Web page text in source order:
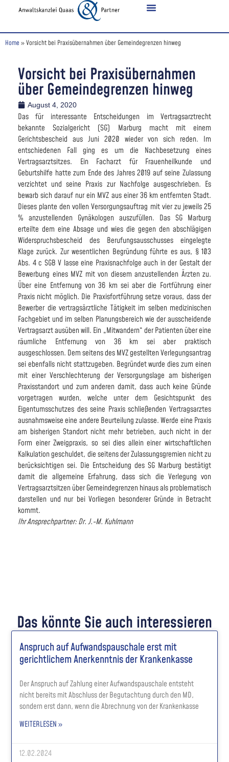
Home »Vorsicht bei Praxisübernahmen über Gemeindegrenzen hinweg
Vorsicht bei Praxisübernahmen
über Gemeindegrenzen hinweg
August 4, 2020
Das für interessante Entscheidungen im Vertragsarztrecht
bekannte Sozialgericht (SG) Marburg macht mit einem
Gerichtsbescheid aus Juni 2020 wieder von sich reden. Im
entschiedenen Fall ging es um die Nachbesetzung eines
Vertragsarztsitzes. Ein Facharzt für Frauenheilkunde und
Geburtshilfe hatte zum Ende des Jahres 2019 auf seine Zulassung
verzichtet und seine Praxis zur Nachfolge ausgeschrieben. Es
bewarb sich darauf nur ein MVZ aus einer 36 km entfernten Stadt.
Dieses plante den vollen Versorgungsauftrag mit vier zu jeweils 25
% anzustellenden Gynäkologen auszufüllen. Das SG Marburg
erteilte dem eine Absage und wies die gegen den abschlägigen
Widerspruchsbescheid des Berufungsausschusses eingelegte
Klage zurück. Zur wesentlichen Begründung führte es aus, § 103
Abs. 4 c SGB V lasse eine Praxisnachfolge auch in der Gestalt der
Bewerbung eines MVZ mit von diesem anzustellenden Ärzten zu.
Über eine Entfernung von 36 km sei aber die Fortführung einer
Praxis nicht möglich. Die Praxisfortführung setze voraus, dass der
Bewerber die vertragsärztliche Tätigkeit im selben medizinischen
Fachgebiet und im selben Planungsbereich wie der ausscheidende
Vertragsarzt ausüben will. Ein „Mitwandern“ der Patienten über eine
räumliche Entfernung von 36 km sei aber praktisch
ausgeschlossen. Dem seitens des MVZ gestellten Verlegungsantrag
sei ebenfalls nicht stattzugeben. Begründet wurde dies zum einen
mit einer Verschlechterung der Versorgungslage am bisherigen
Praxisstandort und zum anderen damit, dass auch keine Gründe
vorgetragen wurden, welche unter dem Gesichtspunkt des
Eigentumsschutzes des seine Praxis schließenden Vertragsarztes
ausnahmsweise eine andere Beurteilung zulasse. Werde eine Praxis
am bisherigen Standort nicht mehr betrieben, auch nicht in der
Form einer Zweigpraxis, so sei dies allein einer wirtschaftlichen
Kalkulation geschuldet, die seitens der Zulassungsgremien nicht zu
berücksichtigen sei. Die Entscheidung des SG Marburg bestätigt
damit die allgemeine Erfahrung, dass sich die Verlegung von
Vertragsarztsitzen über Gemeindegrenzen hinaus als problematisch
darstellen und nur bei Vorliegen besonderer Gründe in Betracht
kommt.
Ihr Ansprechpartner: Dr. J.-M. Kuhlmann
Das könnte Sie auch interessieren
Anspruch auf Aufwandspauschale erst mit
gerichtlichem Anerkenntnis der Krankenkasse
Der Anspruch auf Zahlung einer Aufwandspauschale entsteht
nicht bereits mit Abschluss der Begutachtung durch den MD,
sondern erst dann, wenn die Abrechnung von der Krankenkasse
WEITERLESEN »
12.02.2024